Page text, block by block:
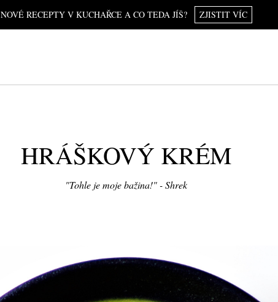
NOVÉ RECEPTY V KUCHAŘCE A CO TEDA JÍŠ? ZJISTIT VÍC
HRÁŠKOVÝ KRÉM
"Tohle je moje bažina!" - Shrek